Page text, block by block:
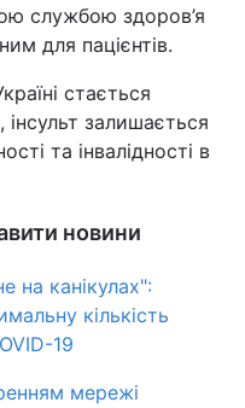
службою здоров’я
для пацієнтів.
стається
інсульт залишається
та інвалідності в
новини
на канікулах":
кількість
19
мережі